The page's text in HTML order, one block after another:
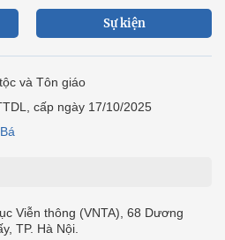
Sự kiện
và Tôn giáo
cấp ngày 17/10/2025
Viễn thông (VNTA), 68 Dương
TP. Hà Nội.